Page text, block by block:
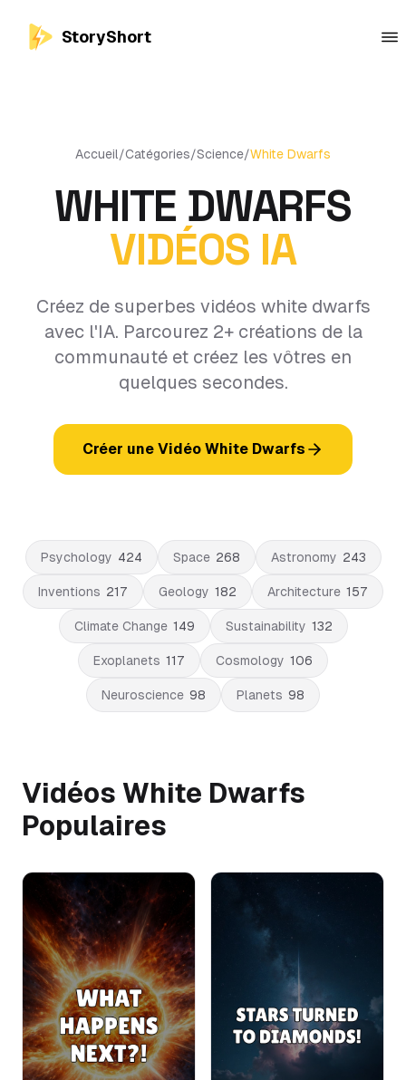
StoryShort
Accueil/Catégories/Science/White Dwarfs
WHITE DWARFS
VIDÉOS IA
Créez de superbes vidéos white dwarfs
avec l'IA. Parcourez 2+ créations de la
communauté et créez les vôtres en
quelques secondes.
Créer une Vidéo White Dwarfs
Psychology 424 Space 268 Astronomy 243
Inventions 217 Geology 182 Architecture 157
Climate Change 149 Sustainability 132
Exoplanets 117 Cosmology 106
Neuroscience 98 Planets 98
Vidéos White Dwarfs
Populaires